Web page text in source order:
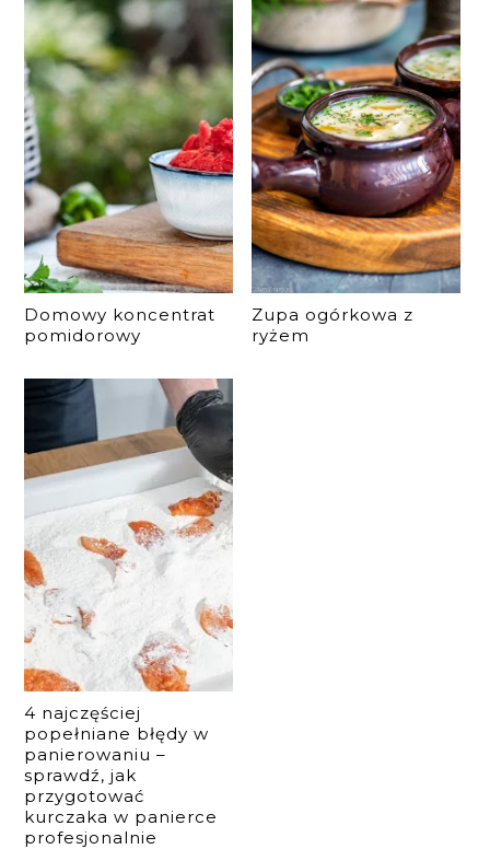
Domowy koncentrat
pomidorowy
Zupa ogórkowa z
ryżem
4 najczęściej
popełniane błędy w
panierowaniu –
sprawdź, jak
przygotować
kurczaka w panierce
profesjonalnie